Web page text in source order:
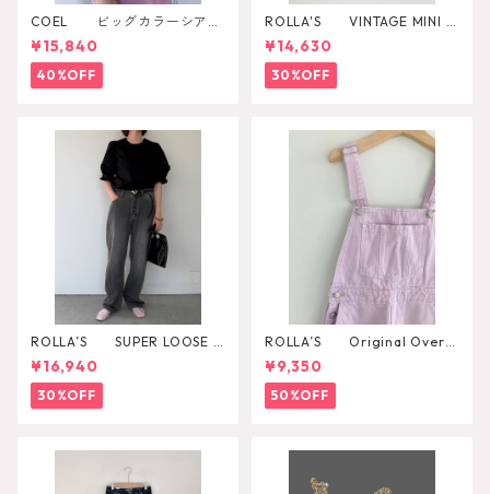
COEL ビッグカラーシアー
シャツ
¥15,840
40%OFF
ROLLA'S VINTAGE MINI D
AZZLER
¥14,630
30%OFF
ROLLA’S SUPER LOOSE B
LACK STONE
¥16,940
30%OFF
ROLLA’S Original Overal
l¥9,350
50%OFF